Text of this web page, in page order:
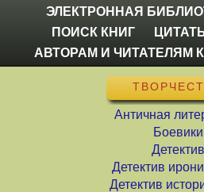
ЭЛЕКТРОННАЯ
ПОИСК КНИГ
АВТОРАМ И ЧИТАТЕЛЯМ
Античная
Боевики
Детектив
Детектив
Детектив